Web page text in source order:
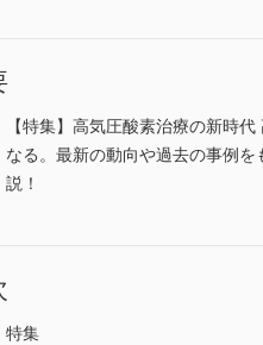
【特集】高気圧酸素治療の新時
なる。最新の動向や過去の事例
説！
特集